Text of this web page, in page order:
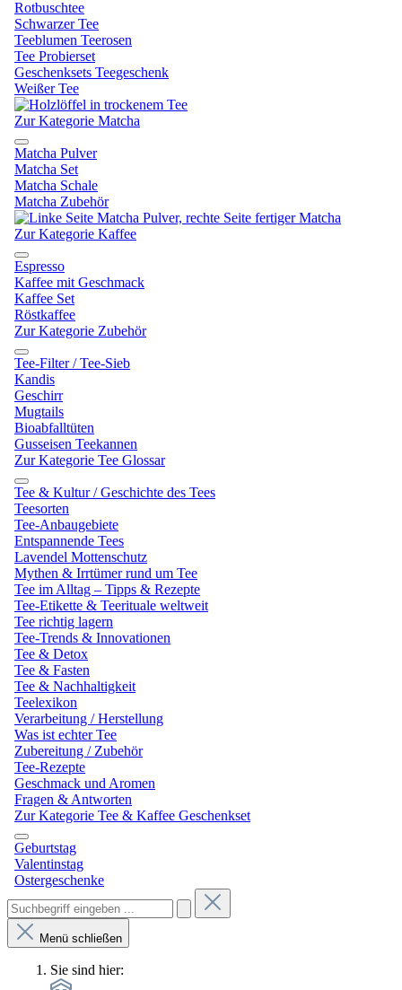
Rotbuschtee
Schwarzer Tee
Teeblumen Teerosen
Tee Probierset
Geschenksets Teegeschenk
Weißer Tee
Zur Kategorie Matcha
Matcha Pulver
Matcha Set
Matcha Schale
Matcha Zubehör
Zur Kategorie Kaffee
Espresso
Kaffee mit Geschmack
Kaffee Set
Röstkaffee
Zur Kategorie Zubehör
Tee-Filter / Tee-Sieb
Kandis
Geschirr
Mugtails
Bioabfalltüten
Gusseisen Teekannen
Zur Kategorie Tee Glossar
Tee & Kultur / Geschichte des Tees
Teesorten
Tee-Anbaugebiete
Entspannende Tees
Lavendel Mottenschutz
Mythen & Irrtümer rund um Tee
Tee im Alltag – Tipps & Rezepte
Tee-Etikette & Teerituale weltweit
Tee richtig lagern
Tee-Trends & Innovationen
Tee & Detox
Tee & Fasten
Tee & Nachhaltigkeit
Teelexikon
Verarbeitung / Herstellung
Was ist echter Tee
Zubereitung / Zubehör
Tee-Rezepte
Geschmack und Aromen
Fragen & Antworten
Zur Kategorie Tee & Kaffee Geschenkset
Geburtstag
Valentinstag
Ostergeschenke
Menü schließen
Sie sind hier: